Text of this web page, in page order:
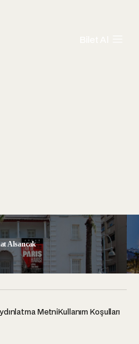
Alsancak
MetniKullanım Koşulları